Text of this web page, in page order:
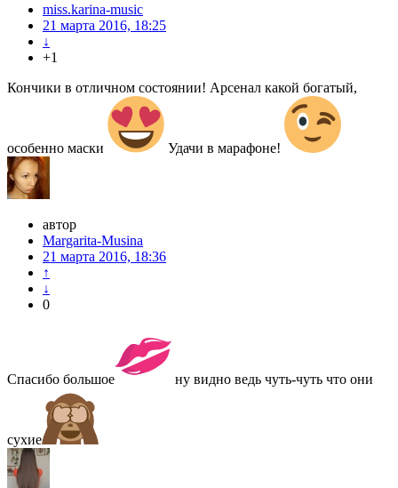
miss.karina-music
21 марта 2016, 18:25
↓
+1
Кончики в отличном состоянии! Арсенал какой богатый,
особенно маски Удачи в марафоне!
автор
Margarita-Musina
21 марта 2016, 18:36
↑
↓
0
Спасибо большое ну видно ведь чуть-чуть что они
сухие